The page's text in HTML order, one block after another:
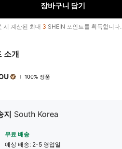
장바구니 담기
시 계산된 최대 3 SHEIN 포인트를 획득합니다.
소개
100% 정품
지 South Korea
무료 배송
예상 배송: 2-5 영업일